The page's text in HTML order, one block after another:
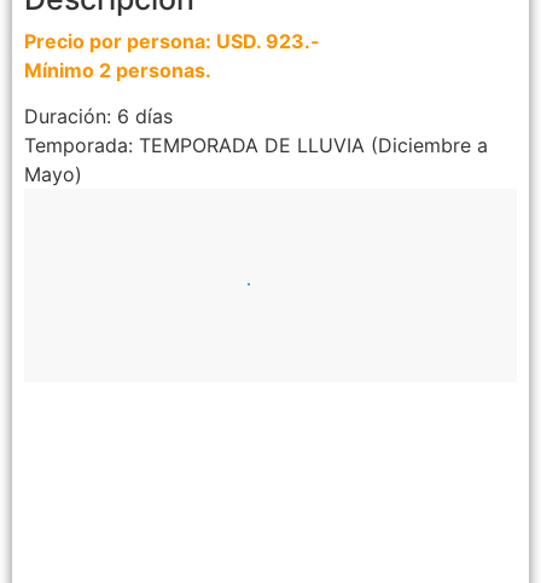
Precio por persona: USD. 923.-
Mínimo 2 personas.
Duración: 6 días
Temporada: TEMPORADA DE LLUVIA (Diciembre a
Mayo)